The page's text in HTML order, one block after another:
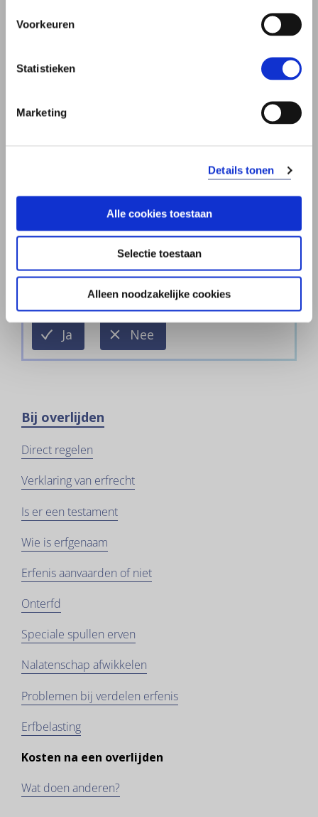
Voorkeuren
Statistieken
Marketing
Details tonen
Alle cookies toestaan
Selectie toestaan
Alleen noodzakelijke cookies
Download de brochure
Erfenis
Bekijk de brochureBrochure
Erfenis
online
Vond u deze informatie nuttig?
Ja
informatie
is
Needeze
informatie
is
Bij overlijden
Direct regelen
Verklaring van erfrecht
Is er een testament
Wie is erfgenaam
Erfenis aanvaarden of niet
Onterfd
Speciale spullen erven
Nalatenschap afwikkelen
Problemen bij verdelen erfenis
Erfbelasting
Kosten na een overlijden
Wat doen anderen?